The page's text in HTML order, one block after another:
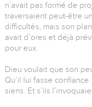
n’avait pas formé de
traversaient peut-être
difficultés, mais son
avait d’ores et déjà
pour eux.
Dieu voulait que son
Qu’il lui fasse
siens. Et s’ils